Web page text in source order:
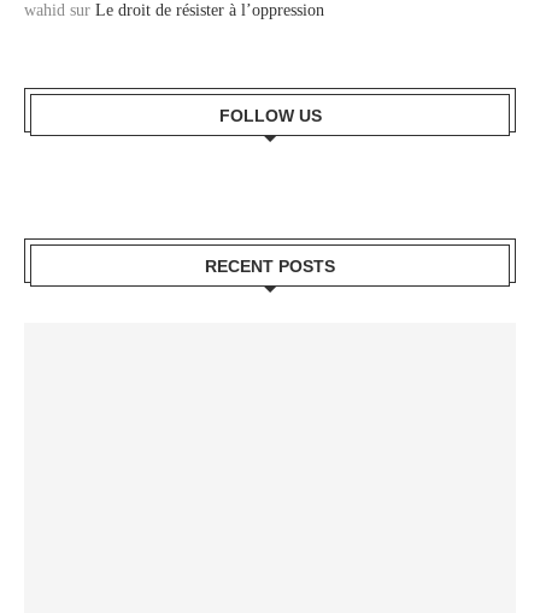
wahid sur Le droit de résister à l’oppression
FOLLOW US
RECENT POSTS